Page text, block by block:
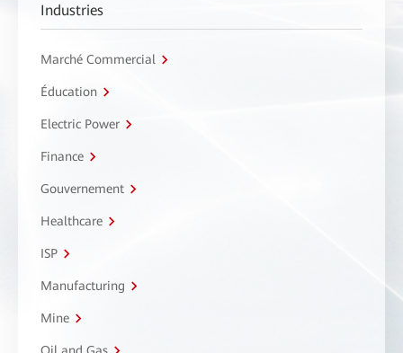
Industries
Marché Commercial
Éducation
Electric Power
Finance
Gouvernement
Healthcare
ISP
Manufacturing
Mine